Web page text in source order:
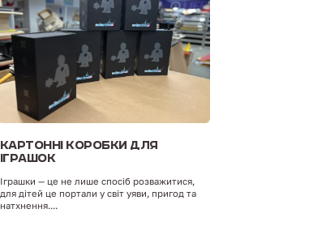
КАРТОННІ КОРОБКИ ДЛЯ
ІГРАШОК
Іграшки — це не лише спосіб розважитися,
для дітей це портали у світ уяви, пригод та
натхнення....